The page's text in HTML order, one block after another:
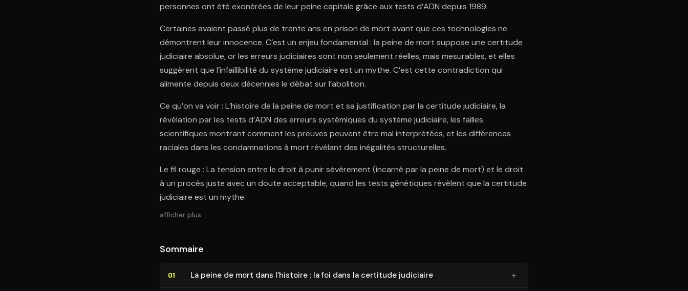
personnes ont été exonérées de leur peine capitale grâce aux tests d’ADN depuis 1989.
Certaines avaient passé plus de trente ans en prison de mort avant que ces technologies ne
démontrent leur innocence. C’est un enjeu fondamental : la peine de mort suppose une certitude
judiciaire absolue, or les erreurs judiciaires sont non seulement réelles, mais mesurables, et elles
suggèrent que l’infaillibilité du système judiciaire est un mythe. C’est cette contradiction qui
alimente depuis deux décennies le débat sur l’abolition.
Ce qu’on va voir : L’histoire de la peine de mort et sa justification par la certitude judiciaire, la
révélation par les tests d’ADN des erreurs systémiques du système judiciaire, les failles
scientifiques montrant comment les preuves peuvent être mal interprétées, et les différences
raciales dans les condamnations à mort révélant des inégalités structurelles.
Le fil rouge : La tension entre le droit à punir sévèrement (incarné par la peine de mort) et le droit
à un procès juste avec un doute acceptable, quand les tests génétiques révèlent que la certitude
judiciaire est un mythe.
afficher plus
Sommaire
01 La peine de mort dans l’histoire : la foi dans la certitude judiciaire +